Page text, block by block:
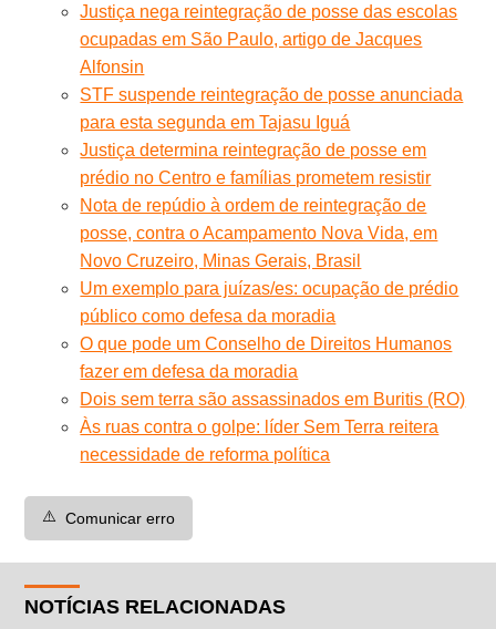
Justiça nega reintegração de posse das escolas
ocupadas em São Paulo, artigo de Jacques
Alfonsin
STF suspende reintegração de posse anunciada
para esta segunda em Tajasu Iguá
Justiça determina reintegração de posse em
prédio no Centro e famílias prometem resistir
Nota de repúdio à ordem de reintegração de
posse, contra o Acampamento Nova Vida, em
Novo Cruzeiro, Minas Gerais, Brasil
Um exemplo para juízas/es: ocupação de prédio
público como defesa da moradia
O que pode um Conselho de Direitos Humanos
fazer em defesa da moradia
Dois sem terra são assassinados em Buritis (RO)
Às ruas contra o golpe: líder Sem Terra reitera
necessidade de reforma política
⚠️ Comunicar erro
NOTÍCIAS RELACIONADAS